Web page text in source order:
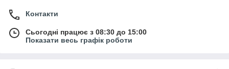
Контакти
Сьогодні працює з 08:30 до 15:00
Показати весь графік роботи